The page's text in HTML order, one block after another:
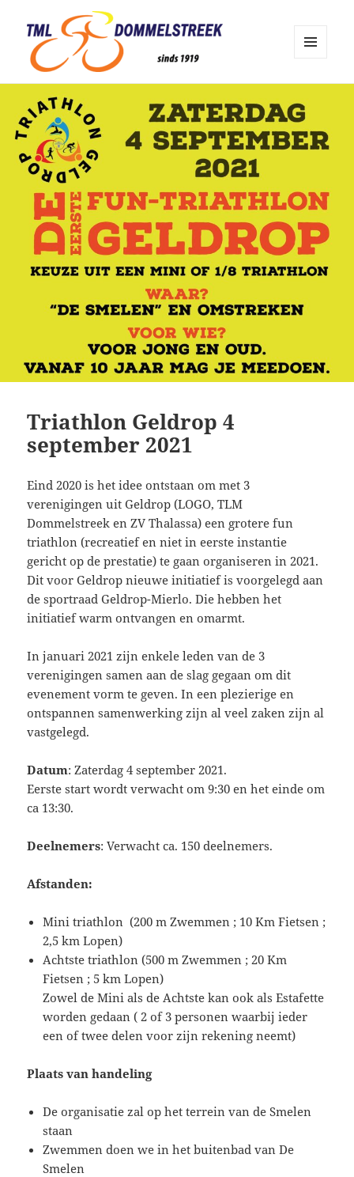
TML Dommelstreek Geldrop
Triathlon Geldrop 4
september 2021
Eind 2020 is het idee ontstaan om met 3
verenigingen uit Geldrop (LOGO, TLM
Dommelstreek en ZV Thalassa) een grotere fun
triathlon (recreatief en niet in eerste instantie
gericht op de prestatie) te gaan organiseren in 2021.
Dit voor Geldrop nieuwe initiatief is voorgelegd aan
de sportraad Geldrop-Mierlo. Die hebben het
initiatief warm ontvangen en omarmt.
In januari 2021 zijn enkele leden van de 3
verenigingen samen aan de slag gegaan om dit
evenement vorm te geven. In een plezierige en
ontspannen samenwerking zijn al veel zaken zijn al
vastgelegd.
Datum: Zaterdag 4 september 2021.
Eerste start wordt verwacht om 9:30 en het einde om
ca 13:30.
Deelnemers: Verwacht ca. 150 deelnemers.
Afstanden:
Mini triathlon (200 m Zwemmen ; 10 Km Fietsen ;
2,5 km Lopen)
Achtste triathlon (500 m Zwemmen ; 20 Km
Fietsen ; 5 km Lopen)
Zowel de Mini als de Achtste kan ook als Estafette
worden gedaan ( 2 of 3 personen waarbij ieder
een of twee delen voor zijn rekening neemt)
Plaats van handeling
De organisatie zal op het terrein van de Smelen
staan
Zwemmen doen we in het buitenbad van De
Smelen